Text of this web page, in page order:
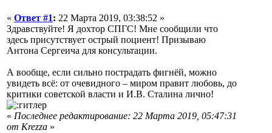
« Ответ #1: 22 Марта 2019, 03:38:52 »
Здравствуйте! Я дохтор СПГС! Мне сообщили что
здесь присутствует острый поциент! Призываю
Антона Сергеича для консультации.
А вообще, если сильно пострадать фигнёй, можно
увидеть всё: от очевидного – миром правит любовь, до
критики советской власти и И.В. Сталина лично!
« Последнее редактирование: 22 Марта 2019, 05:47:31
от Krezza »